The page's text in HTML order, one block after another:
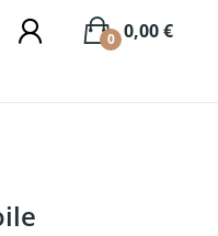
0,00 €
0